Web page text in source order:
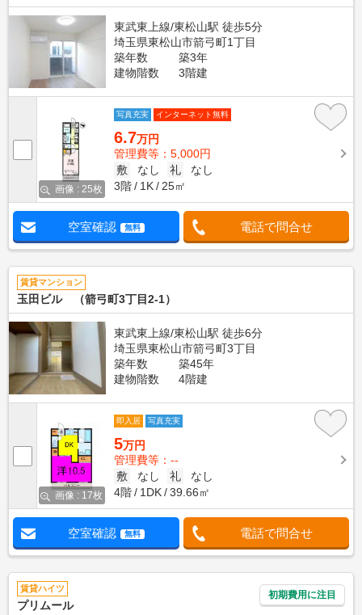
東武東上線/東松山駅 徒歩5分
埼玉県東松山市箭弓町1丁目
築年数
築3年
建物階数
3階建
画像 : 25枚
写真充実 インターネット無料
6.7万円
管理費等：5,000円
敷
なし 礼
なし
3階
1K 25㎡
空室確認 無料 電話で問合せ
賃貸マンション
玉田ビル （箭弓町3丁目2-1）
東武東上線/東松山駅 徒歩6分
埼玉県東松山市箭弓町3丁目
築年数
築45年
建物階数
4階建
画像 : 17枚
即入居 写真充実
5万円
管理費等：--
敷
なし 礼
なし
4階
1DK 39.66㎡
空室確認 無料 電話で問合せ
賃貸ハイツ
プリムール
初期費用に注目